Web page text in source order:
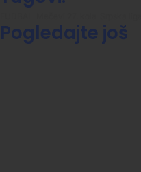
Pogledajte još